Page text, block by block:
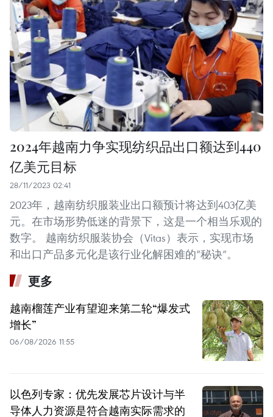
2024年越南力争实现纺织品出口额达到440
亿美元目标
28/11/2023 02:41
2023年，越南纺织服装业出口额预计将达到403亿美
元。在市场形势低迷的背景下，这是一个相当乐观的
数字。 越南纺织服装协会（Vitas）表示，实现市场
和出口产品多元化是该行业化解困难的“秘诀”。
更多
越南榴莲产业有望迎来第二轮“爆发式
增长”
06/08/2026 11:55
以色列专家：优先发展芯片设计与半
导体人力资源是符合越南实际需求的